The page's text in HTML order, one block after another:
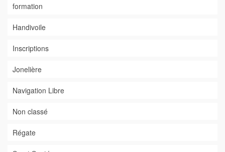
formation
Handivoile
Inscriptions
Jonelière
Navigation Libre
Non classé
Régate